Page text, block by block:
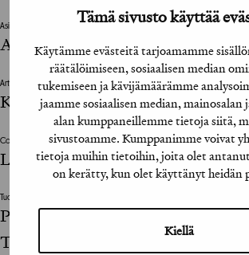
Tämä sivusto käyttää
Käytämme evästeitä tarjoamamme
räätälöimiseen, sosiaalisen median
tukemiseen ja kävijämäärämme
jaamme sosiaalisen median,
alan kumppaneillemme tietoja siitä,
sivustoamme. Kumppanimme voivat
tietoja muihin tietoihin, joita olet
on kerätty, kun olet käyttänyt heidän
Kiellä
Asiakkaan vastuuhenkilö / Client’s Representative
Anu Koskinen, Joni Viitanen
Art Director
Kimmo Kivilahti
Copywriter
Lasse Paasto
Tuottaja / Producer
Päivi Juusola / Folk, Katariina
Tuotanto